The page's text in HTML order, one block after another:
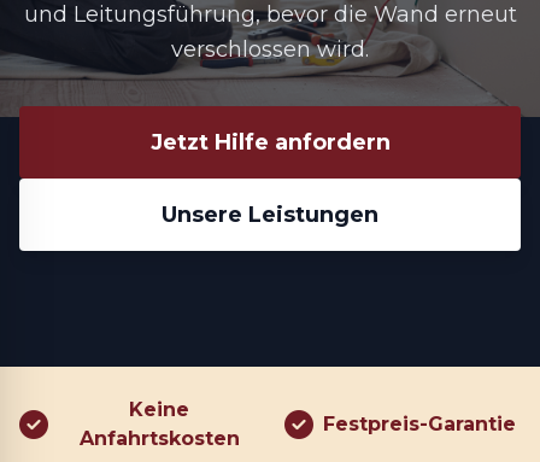
und Leitungsführung, bevor die Wand erneut
verschlossen wird.
Jetzt Hilfe anfordern
Unsere Leistungen
Keine
Anfahrtskosten
Festpreis-Garantie